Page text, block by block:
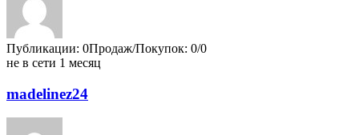
Публикации: 0Продаж/Покупок: 0/0
не в сети 1 месяц
madelinez24